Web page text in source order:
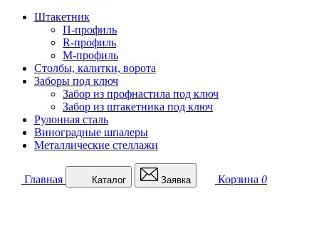
Штакетник
П-профиль
R-профиль
М-профиль
Столбы, калитки, ворота
Заборы под ключ
Забор из профнастила под ключ
Забор из штакетника под ключ
Рулонная сталь
Виноградные шпалеры
Металлические стеллажи
Главная Каталог Заявка Корзина 0